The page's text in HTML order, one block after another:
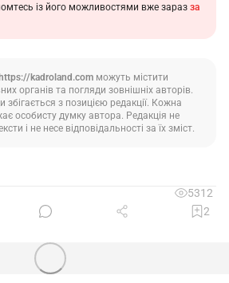
із його можливостями вже зараз за
kadroland.com можуть містити
органів та погляди зовнішніх авторів.
збігається з позицією редакції. Кожна
особисту думку автора. Редакція не
і не несе відповідальності за їх зміст.
5312
2